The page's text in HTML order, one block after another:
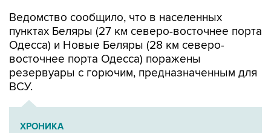
Ведомство сообщило, что в населенных
пунктах Беляры (27 км северо-восточнее порта
Одесса) и Новые Беляры (28 км северо-
восточнее порта Одесса) поражены
резервуары с горючим, предназначенным для
ВСУ.
ХРОНИКА